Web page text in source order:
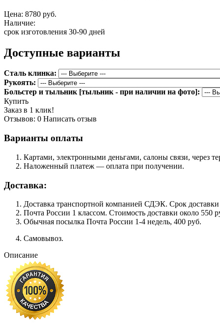
Цена: 8780 руб.
Наличие:
срок изготовления 30-90 дней
Доступные варианты
Сталь клинка:
Рукоять:
Больстер и тыльник [тыльник - при наличии на фото]:
Купить
Заказ в 1 клик!
Отзывов: 0 Написать отзыв
Варианты оплаты
Картами, электронными деньгами, салоны связи, через
Наложенный платеж — оплата при получении.
Доставка:
Доставка транспортной компанией СДЭК. Срок
Почта России 1 классом. Cтоимость доставки около 550
Обычная посылка Почта России 1-4 недель, 400 руб.
Самовывоз.
Описание